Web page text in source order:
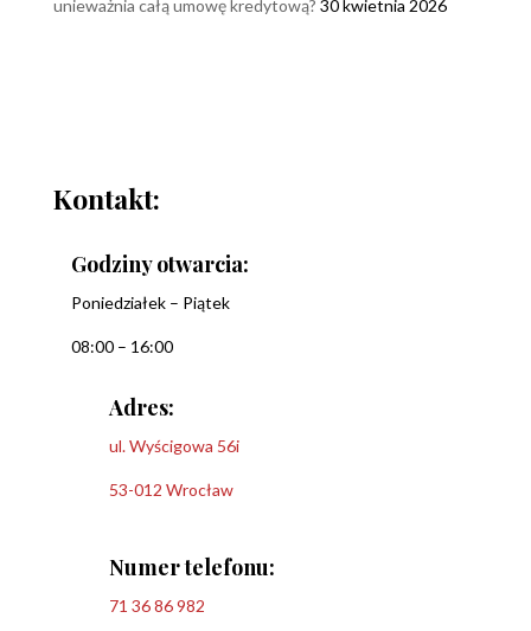
unieważnia całą umowę kredytową? 30 kwietnia 2026
Kontakt:
Godziny otwarcia:
Poniedziałek – Piątek
08:00 – 16:00
Adres:
ul. Wyścigowa 56i
53-012 Wrocław
Numer telefonu:
71 36 86 982